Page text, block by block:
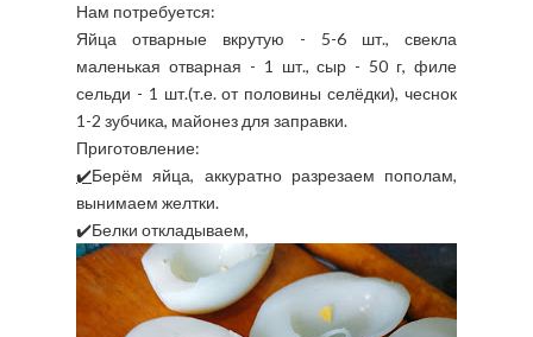
Нам потребуется:
Яйца отварные вкрутую - 5-6 шт., свекла
маленькая отварная - 1 шт., сыр - 50 г, филе
сельди - 1 шт.(т.е. от половины селёдки), чеснок
1-2 зубчика, майонез для заправки.
Приготовление:
✔️Берём яйца, аккуратно разрезаем пополам,
вынимаем желтки.
✔️Белки откладываем,